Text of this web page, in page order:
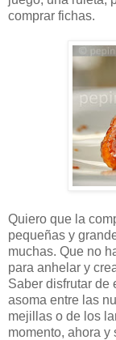
comprar fichas.
Quiero que la
pequeñas y
muchas. Que no
para anhelar y
Saber disfrutar de
asoma entre las
mejillas o de los
momento, ahora y